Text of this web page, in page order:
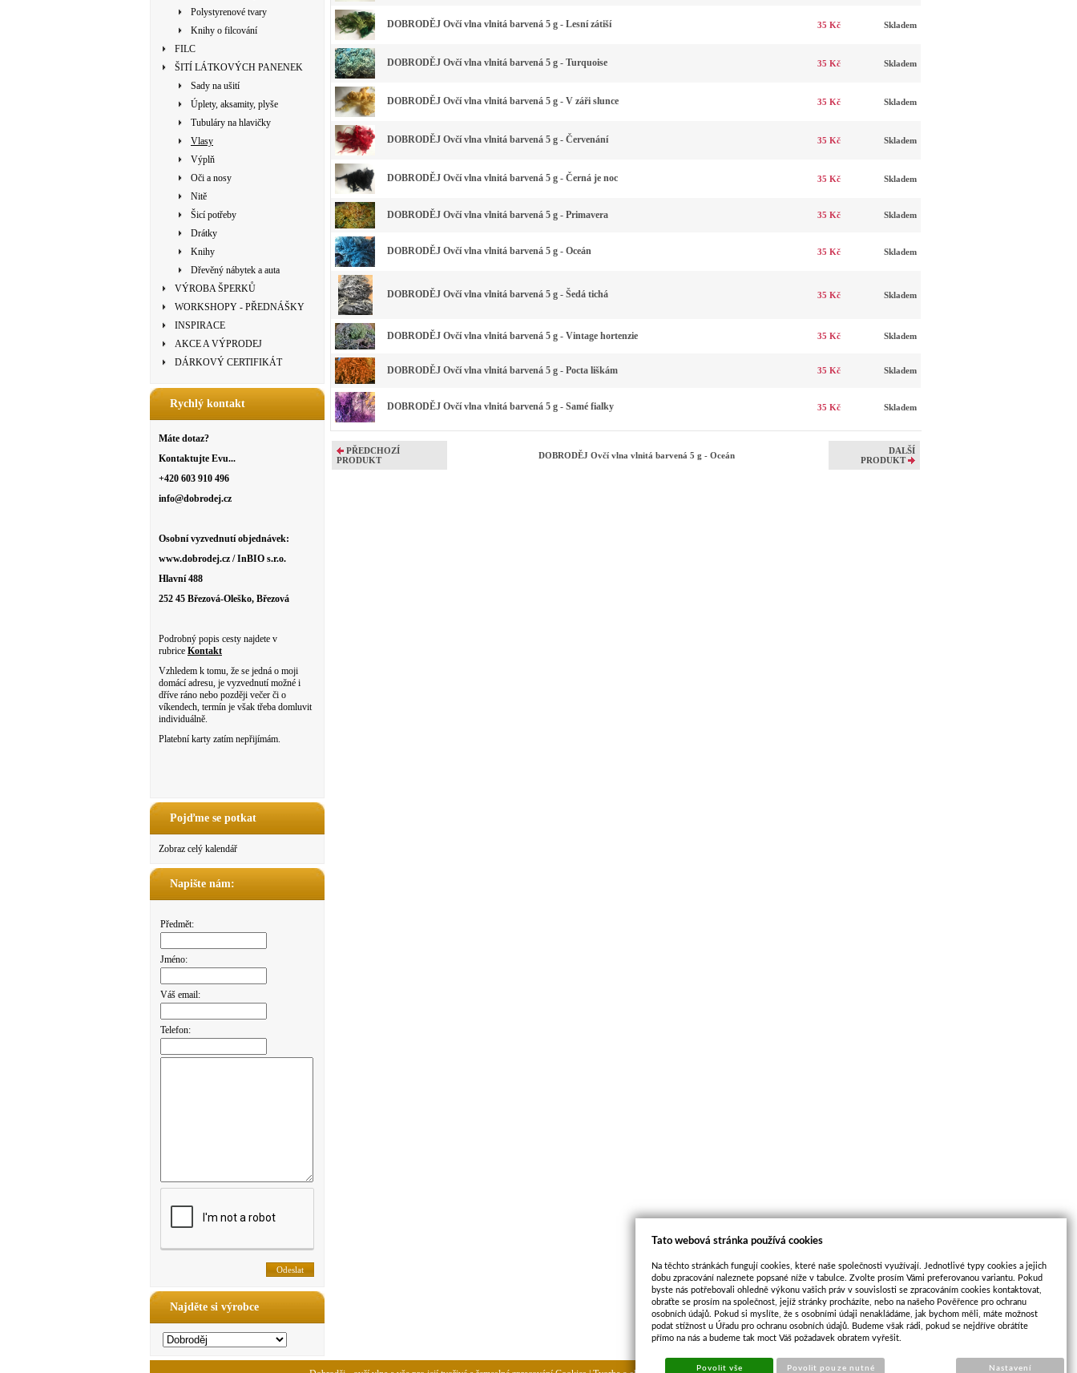
Polystyrenové tvary
Knihy o filcování
FILC
ŠITÍ LÁTKOVÝCH PANENEK
Sady na ušití
Úplety, aksamity, plyše
Tubuláry na hlavičky
Vlasy
Výplň
Oči a nosy
Nitě
Šicí potřeby
Drátky
Knihy
Dřevěný nábytek a auta
VÝROBA ŠPERKŮ
WORKSHOPY - PŘEDNÁŠKY
INSPIRACE
AKCE A VÝPRODEJ
DÁRKOVÝ CERTIFIKÁT
Rychlý kontakt
Máte dotaz?
Kontaktujte Evu...
+420 603 910 496
info@dobrodej.cz
Osobní vyzvednutí objednávek:
www.dobrodej.cz / InBIO s.r.o.
Hlavní 488
252 45 Březová-Oleško, Březová
Podrobný popis cesty najdete v
rubrice Kontakt
Vzhledem k tomu, že se jedná o moji
domácí adresu, je vyzvednutí možné i
dříve ráno nebo později večer či o
víkendech, termín je však třeba domluvit
individuálně.
Platební karty zatím nepřijímám.
Pojďme se potkat
Zobraz celý kalendář
Napište nám:
Předmět:
Jméno:
Váš email:
Telefon:
Najděte si výrobce
DOBRODĚJ Ovčí vlna vlnitá barvená 5 g - Lesní zátiší 35 Kč Skladem
DOBRODĚJ Ovčí vlna vlnitá barvená 5 g - Turquoise 35 Kč Skladem
DOBRODĚJ Ovčí vlna vlnitá barvená 5 g - V záři slunce 35 Kč Skladem
DOBRODĚJ Ovčí vlna vlnitá barvená 5 g - Červenání 35 Kč Skladem
DOBRODĚJ Ovčí vlna vlnitá barvená 5 g - Černá je noc 35 Kč Skladem
DOBRODĚJ Ovčí vlna vlnitá barvená 5 g - Primavera 35 Kč Skladem
DOBRODĚJ Ovčí vlna vlnitá barvená 5 g - Oceán 35 Kč Skladem
DOBRODĚJ Ovčí vlna vlnitá barvená 5 g - Šedá tichá 35 Kč Skladem
DOBRODĚJ Ovčí vlna vlnitá barvená 5 g - Vintage hortenzie 35 Kč Skladem
DOBRODĚJ Ovčí vlna vlnitá barvená 5 g - Pocta liškám 35 Kč Skladem
DOBRODĚJ Ovčí vlna vlnitá barvená 5 g - Samé fialky 35 Kč Skladem
PŘEDCHOZÍ
PRODUKT
DOBRODĚJ Ovčí vlna vlnitá barvená 5 g - Oceán
DALŠÍ
PRODUKT
Tato webová stránka používá cookies
Na těchto stránkách fungují cookies, které naše společnosti využívají. Jednotlivé typy cookies a jejich
dobu zpracování naleznete popsané níže v tabulce. Zvolte prosím Vámi preferovanou variantu. Pokud
byste nás potřebovali ohledně výkonu vašich práv v souvislosti se zpracováním cookies kontaktovat,
obraťte se prosím na společnost, jejíž stránky procházíte, nebo na našeho Pověřence pro ochranu
osobních údajů. Pokud si myslíte, že s osobními údaji nenakládáme, jak bychom měli, máte možnost
podat stížnost u Úřadu pro ochranu osobních údajů. Budeme však rádi, pokud se nejdříve obrátíte
přímo na nás a budeme tak moct Váš požadavek obratem vyřešit.
Povolit vše Povolit pouze nutné Nastavení